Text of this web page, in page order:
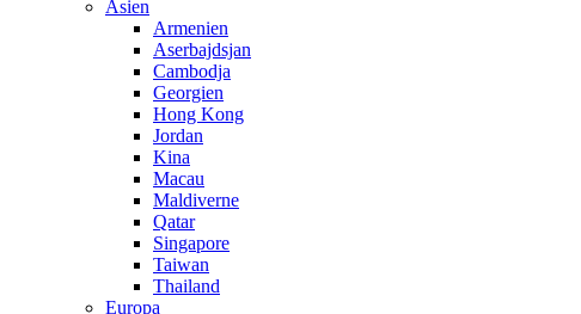
Asien
Armenien
Aserbajdsjan
Cambodja
Georgien
Hong Kong
Jordan
Kina
Macau
Maldiverne
Qatar
Singapore
Taiwan
Thailand
Europa